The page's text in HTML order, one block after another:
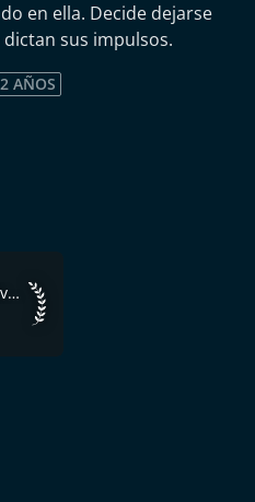
en ella. Decide dejarse
sus impulsos.
AÑOS
2021 Premio del público
Brussels short film festival 2021